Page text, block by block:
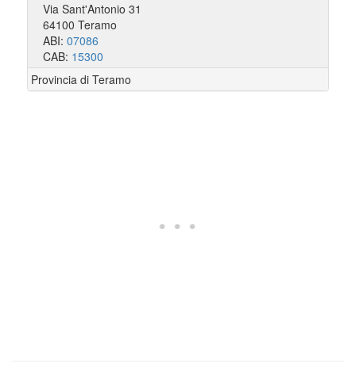
Via Sant'Antonio 31
64100 Teramo
ABI: 07086
CAB: 15300
Provincia di Teramo